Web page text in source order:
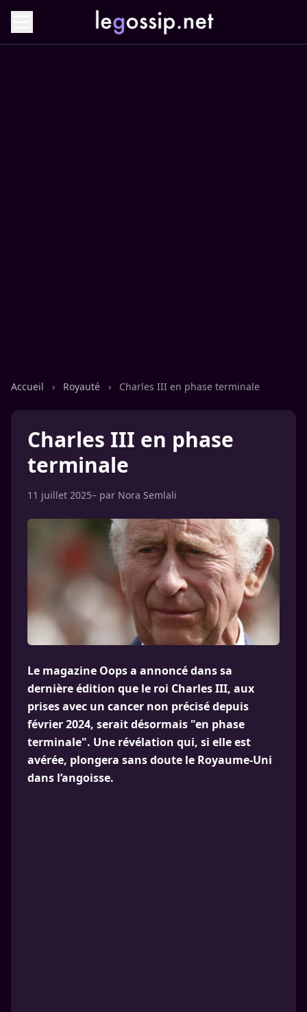
Accueil › Royauté › Charles III en phase terminale
Charles III en phase
terminale
11 juillet 2025– par Nora Semlali
Le magazine Oops a annoncé dans sa
dernière édition que le roi Charles III, aux
prises avec un cancer non précisé depuis
février 2024, serait désormais "en phase
terminale". Une révélation qui, si elle est
avérée, plongera sans doute le Royaume-Uni
dans l’angoisse.